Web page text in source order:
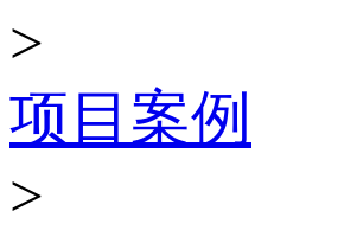
>
项目案例
>